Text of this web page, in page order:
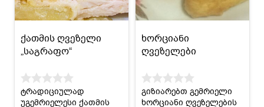
ქათმის ღვეზელი
„საგრაფო“
ტრადიციულად
უგემრიელესი ქათმის
ხორციანი
ღვეზელები
გიზიარებთ გემრიელი
ხორციანი ღვეზელების